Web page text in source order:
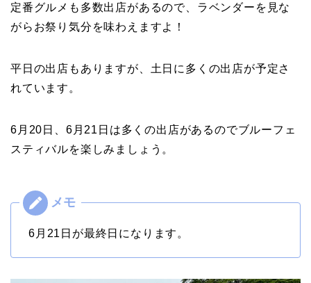
定番グルメも多数出店があるので、ラベンダーを見な
がらお祭り気分を味わえますよ！
平日の出店もありますが、土日に多くの出店が予定さ
れています。
6月20日、6月21日は多くの出店があるのでブルーフェ
スティバルを楽しみましょう。
6月21日が最終日になります。